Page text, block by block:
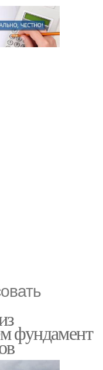
фундамент